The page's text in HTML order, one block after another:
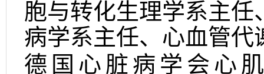
胞与转化生理学系主
病学系主任、心血管代
德 国 心 脏 病 学 会 心 肌